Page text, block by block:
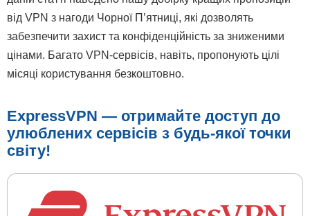
від VPN з нагоди Чорної П’ятниці, які дозволять
забезпечити захист та конфіденційність за зниженими
цінами. Багато VPN-сервісів, навіть, пропонують цілі
місяці користування безкоштовно.
ExpressVPN — отримайте доступ до
улюблених сервісів з будь-якої точки
світу!